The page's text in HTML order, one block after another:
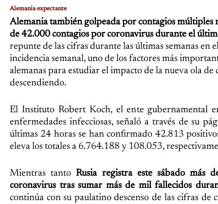
Alemania expectante
Alemania también golpeada por contagios múltiples
de 42.000 contagios por coronavirus durante el
repunte de las cifras durante las últimas semanas en
incidencia semanal, uno de los factores más
alemanas para estudiar el impacto de la nueva ola de
descendiendo.
El Instituto Robert Koch, el ente gubernamental
enfermedades infecciosas, señaló a través de su
últimas 24 horas se han confirmado 42.813
eleva los totales a 6.764.188 y 108.053,
Mientras tantoRusia registra este sábado más
coronavirus tras sumar más de mil fallecidos
continúa con su paulatino descenso de las cifras de